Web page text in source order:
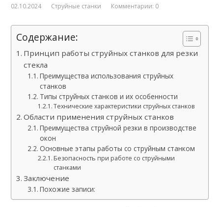
02.10.2024 Струйные станки Комментарии: 0
Содержание:
Принцип работы струйных станков для резки
стекла
Преимущества использования струйных
станков
Типы струйных станков и их особенности
Технические характеристики струйных станков
Области применения струйных станков
Преимущества струйной резки в производстве
окон
Основные этапы работы со струйным станком
Безопасность при работе со струйными
станками
Заключение
Похожие записи: